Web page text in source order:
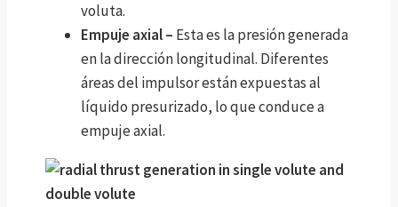
voluta.
Empuje axial – Esta es la presión generada
en la dirección longitudinal. Diferentes
áreas del impulsor están expuestas al
líquido presurizado, lo que conduce a
empuje axial.